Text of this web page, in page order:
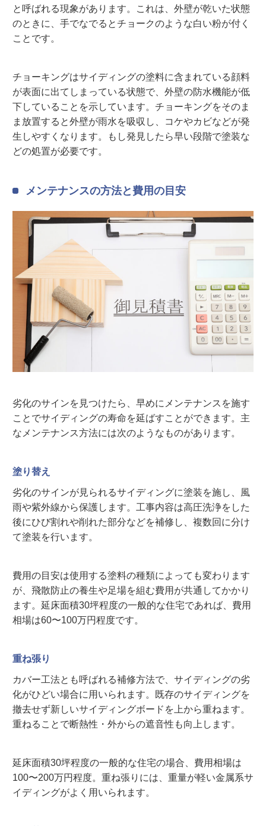
と呼ばれる現象があります。これは、外壁が乾いた状態
のときに、手でなでるとチョークのような白い粉が付く
ことです。
チョーキングはサイディングの塗料に含まれている顔料
が表面に出てしまっている状態で、外壁の防水機能が低
下していることを示しています。チョーキングをそのま
ま放置すると外壁が雨水を吸収し、コケやカビなどが発
生しやすくなります。もし発見したら早い段階で塗装な
どの処置が必要です。
メンテナンスの方法と費用の目安
劣化のサインを見つけたら、早めにメンテナンスを施す
ことでサイディングの寿命を延ばすことができます。主
なメンテナンス方法には次のようなものがあります。
塗り替え
劣化のサインが見られるサイディングに塗装を施し、風
雨や紫外線から保護します。工事内容は高圧洗浄をした
後にひび割れや削れた部分などを補修し、複数回に分け
て塗装を行います。
費用の目安は使用する塗料の種類によっても変わります
が、飛散防止の養生や足場を組む費用が共通してかかり
ます。延床面積30坪程度の一般的な住宅であれば、費用
相場は60〜100万円程度です。
重ね張り
カバー工法とも呼ばれる補修方法で、サイディングの劣
化がひどい場合に用いられます。既存のサイディングを
撤去せず新しいサイディングボードを上から重ねます。
重ねることで断熱性・外からの遮音性も向上します。
延床面積30坪程度の一般的な住宅の場合、費用相場は
100〜200万円程度。重ね張りには、重量が軽い金属系サ
イディングがよく用いられます。